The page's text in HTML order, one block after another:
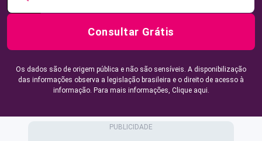
Consultar Grátis
Os dados são de origem pública e não são sensíveis. A disponibilização
das informações observa a legislação brasileira e o direito de acesso à
informação. Para mais informações, Clique aqui.